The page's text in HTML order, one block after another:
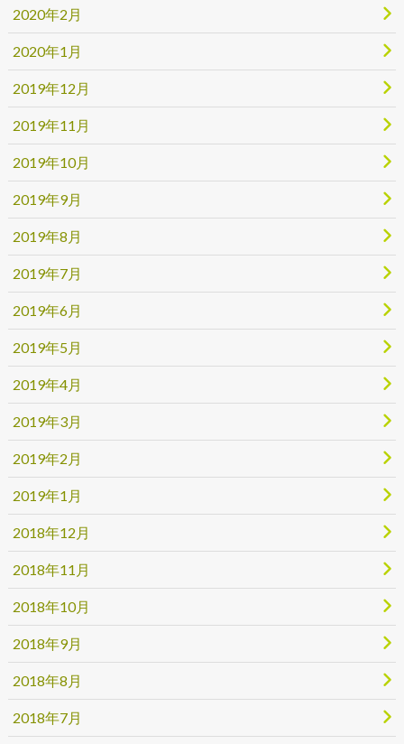
2020年2月
2020年1月
2019年12月
2019年11月
2019年10月
2019年9月
2019年8月
2019年7月
2019年6月
2019年5月
2019年4月
2019年3月
2019年2月
2019年1月
2018年12月
2018年11月
2018年10月
2018年9月
2018年8月
2018年7月